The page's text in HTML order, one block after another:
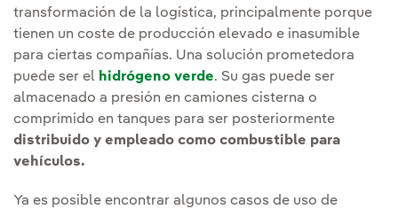
transformación de la logística, principalmente porque
tienen un coste de producción elevado e inasumible
para ciertas compañías. Una solución prometedora
puede ser el hidrógeno verde. Su gas puede ser
almacenado a presión en camiones cisterna o
comprimido en tanques para ser posteriormente
distribuido y empleado como combustible para
vehículos.
Ya es posible encontrar algunos casos de uso de